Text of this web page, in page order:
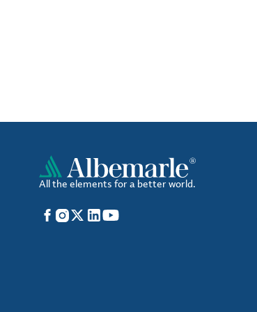
All the elements for a better world.
Facebook
Instagram
X LinkedIn
YouTube